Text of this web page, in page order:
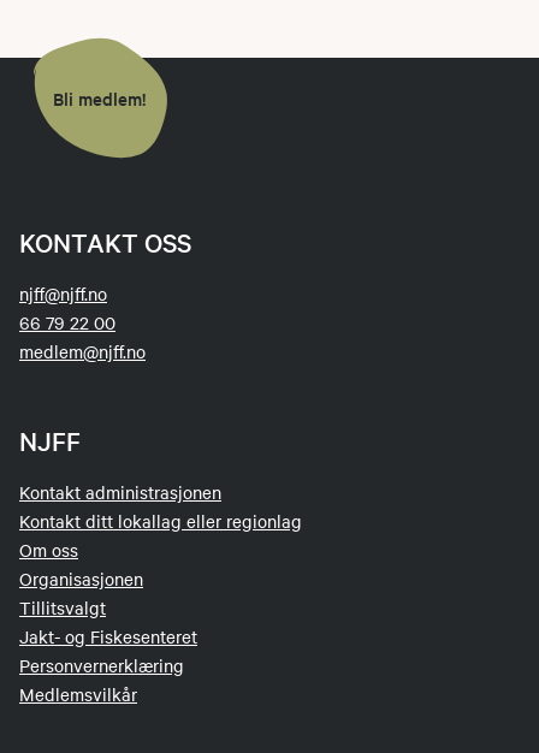
Bli medlem!
KONTAKT OSS
njff@njff.no
66 79 22 00
medlem@njff.no
NJFF
Kontakt administrasjonen
Kontakt ditt lokallag eller regionlag
Om oss
Organisasjonen
Tillitsvalgt
Jakt- og Fiskesenteret
Personvernerklæring
Medlemsvilkår